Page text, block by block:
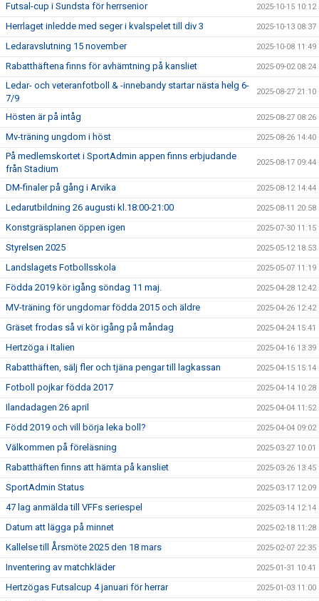
Futsal-cup i Sundsta för herrsenior 2025-10-15 10:12
Herrlaget inledde med seger i kvalspelet till div 3 2025-10-13 08:37
Ledaravslutning 15 november 2025-10-08 11:49
Rabatthäftena finns för avhämtning på kansliet 2025-09-02 08:24
Ledar- och veteranfotboll & -innebandy startar nästa helg 6-
7/9
2025-08-27 21:10
Hösten är på intåg 2025-08-27 08:26
Mv-träning ungdom i höst 2025-08-26 14:40
På medlemskortet i SportAdmin appen finns erbjudande
från Stadium
2025-08-17 09:44
DM-finaler på gång i Arvika 2025-08-12 14:44
Ledarutbildning 26 augusti kl.18:00-21:00 2025-08-11 20:58
Konstgräsplanen öppen igen 2025-07-30 11:15
Styrelsen 2025 2025-05-12 18:53
Landslagets Fotbollsskola 2025-05-07 11:19
Födda 2019 kör igång söndag 11 maj. 2025-04-28 12:42
MV-träning för ungdomar födda 2015 och äldre 2025-04-26 12:42
Gräset frodas så vi kör igång på måndag 2025-04-24 15:41
Hertzöga i Italien 2025-04-16 13:39
Rabatthäften, sälj fler och tjäna pengar till lagkassan 2025-04-15 15:14
Fotboll pojkar födda 2017 2025-04-14 10:28
Ilandadagen 26 april 2025-04-04 11:52
Född 2019 och vill börja leka boll? 2025-04-04 09:02
Välkommen på föreläsning 2025-03-27 10:01
Rabatthäften finns att hämta på kansliet 2025-03-26 13:45
SportAdmin Status 2025-03-17 12:09
47 lag anmälda till VFFs seriespel 2025-03-14 12:14
Datum att lägga på minnet 2025-02-18 11:28
Kallelse till Årsmöte 2025 den 18 mars 2025-02-07 22:35
Inventering av matchkläder 2025-01-31 10:41
Hertzögas Futsalcup 4 januari för herrar 2025-01-03 11:00